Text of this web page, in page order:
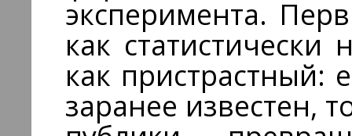
эксперимента.
как
как пристрастный:
заранее известен,